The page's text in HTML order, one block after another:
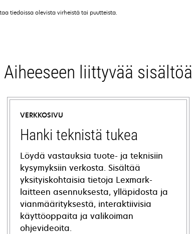
tiedoissa olevista virheistä tai puutteista.
Aiheeseen liittyvää sisältöä
VERKKOSIVU
Hanki teknistä tukea
Löydä vastauksia tuote- ja teknisiin
kysymyksiin verkosta. Sisältää
yksityiskohtaisia tietoja Lexmark-
laitteen asennuksesta, ylläpidosta ja
vianmäärityksestä, interaktiivisia
käyttöoppaita ja valikoiman
ohjevideoita.